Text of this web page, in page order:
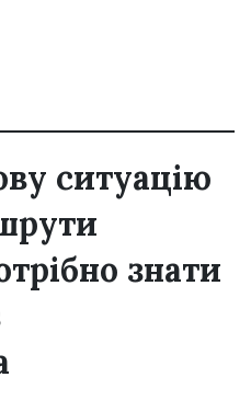
ситуацію
знати